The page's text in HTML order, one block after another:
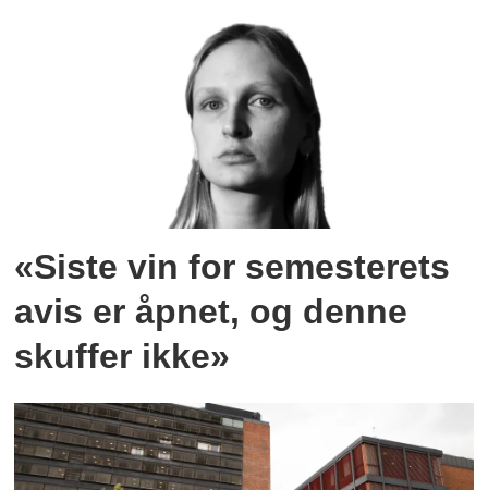
«Siste vin for semesterets
avis er åpnet, og denne
skuffer ikke»